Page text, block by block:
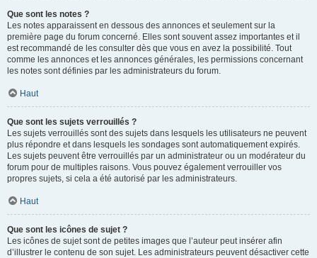
Que sont les notes ?
Les notes apparaissent en dessous des annonces et seulement sur la
première page du forum concerné. Elles sont souvent assez importantes et il
est recommandé de les consulter dès que vous en avez la possibilité. Tout
comme les annonces et les annonces générales, les permissions concernant
les notes sont définies par les administrateurs du forum.
Haut
Que sont les sujets verrouillés ?
Les sujets verrouillés sont des sujets dans lesquels les utilisateurs ne peuvent
plus répondre et dans lesquels les sondages sont automatiquement expirés.
Les sujets peuvent être verrouillés par un administrateur ou un modérateur du
forum pour de multiples raisons. Vous pouvez également verrouiller vos
propres sujets, si cela a été autorisé par les administrateurs.
Haut
Que sont les icônes de sujet ?
Les icônes de sujet sont de petites images que l’auteur peut insérer afin
d’illustrer le contenu de son sujet. Les administrateurs peuvent désactiver cette